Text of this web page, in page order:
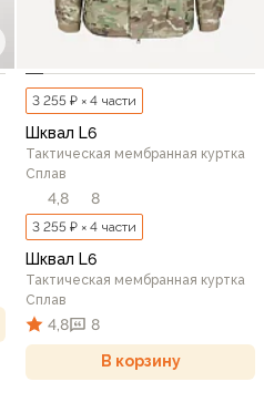
3 255 ₽ × 4 части
Шквал L6
Тактическая мембранная куртка
Сплав
4,8 8
3 255 ₽ × 4 части
Шквал L6
Тактическая мембранная куртка
Сплав
4,8 8
В корзину